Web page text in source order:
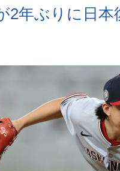
2年ぶりに日本